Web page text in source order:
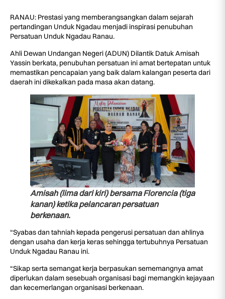
RANAU: Prestasi yang memberangsangkan dalam sejarah
pertandingan Unduk Ngadau menjadi inspirasi penubuhan
Persatuan Unduk Ngadau Ranau.
Ahli Dewan Undangan Negeri (ADUN) Dilantik Datuk Amisah
Yassin berkata, penubuhan persatuan ini amat bertepatan untuk
memastikan pencapaian yang baik dalam kalangan peserta dari
daerah ini dikekalkan pada masa akan datang.
Amisah (lima dari kiri) bersama Florencia (tiga
kanan) ketika pelancaran persatuan
berkenaan.
“Syabas dan tahniah kepada pengerusi persatuan dan ahlinya
dengan usaha dan kerja keras sehingga tertubuhnya Persatuan
Unduk Ngadau Ranau ini.
“Sikap serta semangat kerja berpasukan sememangnya amat
diperlukan dalam sesebuah organisasi bagi memangkin kejayaan
dan kecemerlangan organisasi berkenaan.